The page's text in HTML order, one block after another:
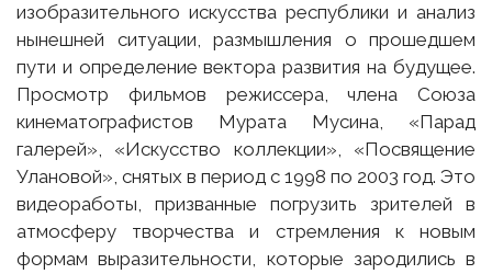
изобразительного искусства республики и анализ
нынешней ситуации, размышления о прошедшем
пути и определение вектора развития на будущее.
Просмотр фильмов режиссера, члена Союза
кинематографистов Мурата Мусина, «Парад
галерей», «Искусство коллекции», «Посвящение
Улановой», снятых в период с 1998 по 2003 год. Это
видеоработы, призванные погрузить зрителей в
атмосферу творчества и стремления к новым
формам выразительности, которые зародились в